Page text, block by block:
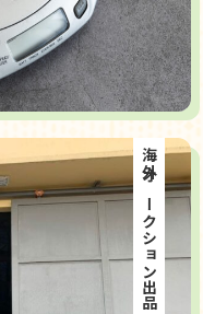
海外オークション出品